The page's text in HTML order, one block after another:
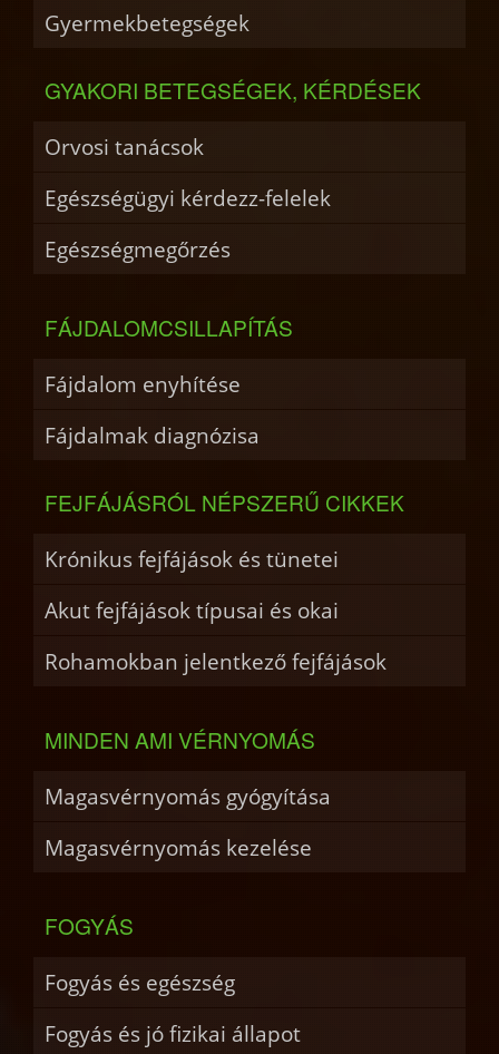
Gyermekbetegségek
GYAKORI BETEGSÉGEK, KÉRDÉSEK
Orvosi tanácsok
Egészségügyi kérdezz-felelek
Egészségmegőrzés
FÁJDALOMCSILLAPÍTÁS
Fájdalom enyhítése
Fájdalmak diagnózisa
FEJFÁJÁSRÓL NÉPSZERŰ CIKKEK
Krónikus fejfájások és tünetei
Akut fejfájások típusai és okai
Rohamokban jelentkező fejfájások
MINDEN AMI VÉRNYOMÁS
Magasvérnyomás gyógyítása
Magasvérnyomás kezelése
FOGYÁS
Fogyás és egészség
Fogyás és jó fizikai állapot